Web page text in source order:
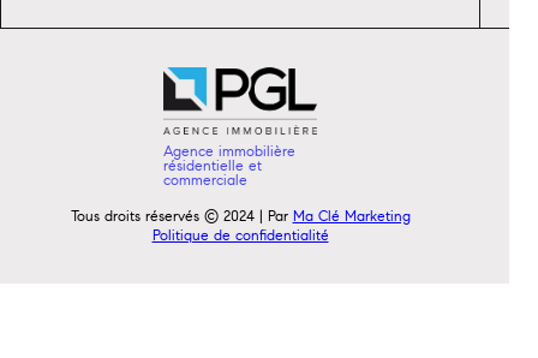
Agence immobilière
résidentielle et
commerciale
Tous droits réservés © 2024 | Par Ma Clé Marketing
Politique de confidentialité